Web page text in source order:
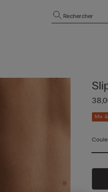
Rechercher
Mix &